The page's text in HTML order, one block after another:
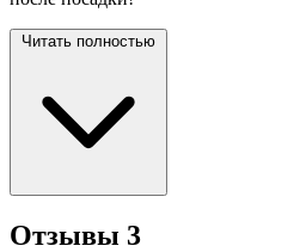
Читать полностью
Отзывы 3